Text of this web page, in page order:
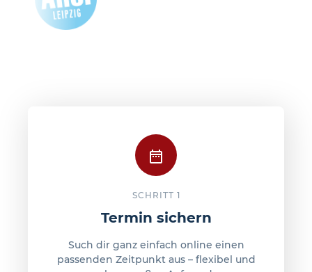
SCHRITT 1
Termin sichern
Such dir ganz einfach online einen
passenden Zeitpunkt aus – flexibel und